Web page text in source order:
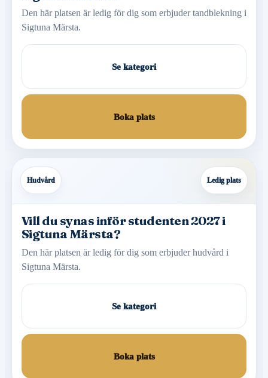
Den här platsen är ledig för dig som erbjuder tandblekning i
Sigtuna Märsta.
Se kategori
Boka plats
Hudvård Ledig plats
Vill du synas inför studenten 2027 i
Sigtuna Märsta?
Den här platsen är ledig för dig som erbjuder hudvård i
Sigtuna Märsta.
Se kategori
Boka plats